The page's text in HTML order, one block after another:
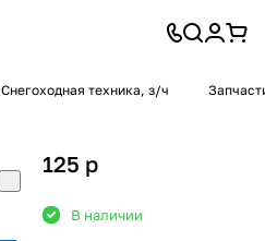
Снегоходная техника, з/ч
125 p
В наличии